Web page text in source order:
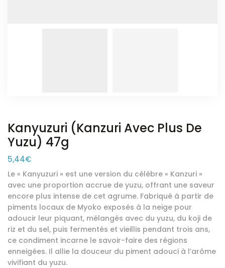
Kanyuzuri (Kanzuri Avec Plus De
Yuzu) 47g
5,44€
Le « Kanyuzuri » est une version du célèbre « Kanzuri »
avec une proportion accrue de yuzu, offrant une saveur
encore plus intense de cet agrume. Fabriqué à partir de
piments locaux de Myoko exposés à la neige pour
adoucir leur piquant, mélangés avec du yuzu, du koji de
riz et du sel, puis fermentés et vieillis pendant trois ans,
ce condiment incarne le savoir-faire des régions
enneigées. Il allie la douceur du piment adouci à l’arôme
vivifiant du yuzu.